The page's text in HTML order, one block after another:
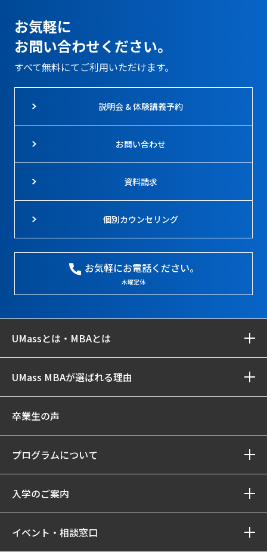
お気軽に
お問い合わせください。
すべて無料にてご利用いただけます。
説明会 & 体験講義予約
お問い合わせ
資料請求
個別カウンセリング
お気軽にお電話ください。
木曜定休
UMassとは・MBAとは
UMass MBAが選ばれる理由
卒業生の声
プログラムについて
入学のご案内
イベント・相談窓口